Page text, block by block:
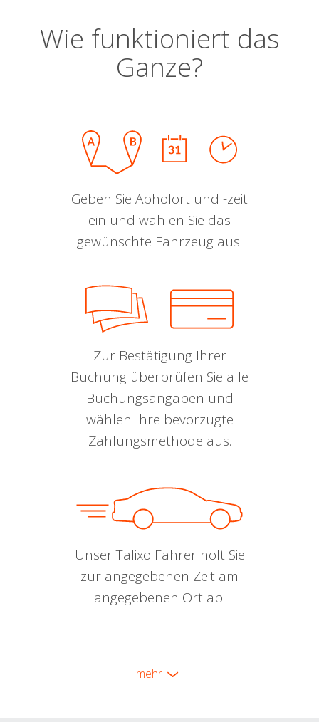
Wie funktioniert das
Ganze?
Geben Sie Abholort und -zeit
ein und wählen Sie das
gewünschte Fahrzeug aus.
Zur Bestätigung Ihrer
Buchung überprüfen Sie alle
Buchungsangaben und
wählen Ihre bevorzugte
Zahlungsmethode aus.
Unser Talixo Fahrer holt Sie
zur angegebenen Zeit am
angegebenen Ort ab.
mehr